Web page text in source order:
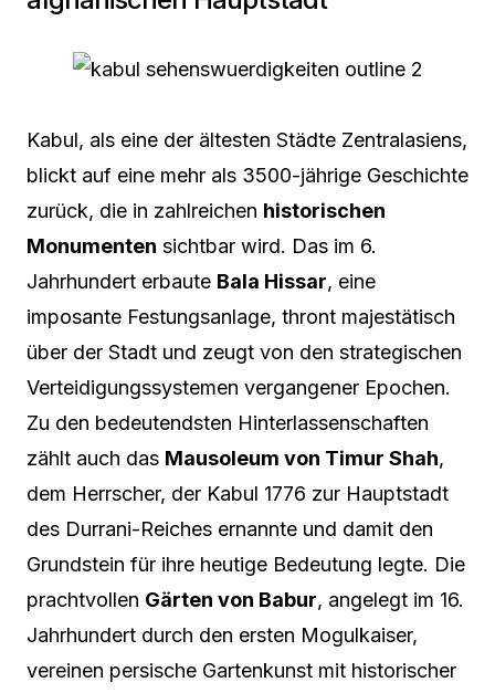
Kabul, als eine der ältesten Städte Zentralasiens,
blickt auf eine mehr als 3500-jährige Geschichte
zurück, die in zahlreichen historischen
Monumenten sichtbar wird. Das im 6.
Jahrhundert erbaute Bala Hissar, eine
imposante Festungsanlage, thront majestätisch
über der Stadt und zeugt von den strategischen
Verteidigungssystemen vergangener Epochen.
Zu den bedeutendsten Hinterlassenschaften
zählt auch das Mausoleum von Timur Shah,
dem Herrscher, der Kabul 1776 zur Hauptstadt
des Durrani-Reiches ernannte und damit den
Grundstein für ihre heutige Bedeutung legte. Die
prachtvollen Gärten von Babur, angelegt im 16.
Jahrhundert durch den ersten Mogulkaiser,
vereinen persische Gartenkunst mit historischer